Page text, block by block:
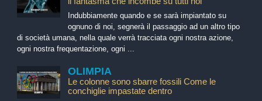
Indubbiamente quando e se sarà impiantato su
ognuno di noi, segnerà il passaggio ad un altro tipo
di società umana, nella quale verrà tracciata ogni nostra azione,
ogni nostra frequentazione, ogni ...
OLIMPIA
Le colonne sono sbarre fossili Come le
conchiglie impastate dentro